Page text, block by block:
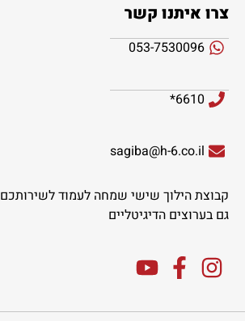
צרו איתנו קשר
053-7530096
6610*
sagiba@h-6.co.il
קבוצת הילוך שישי שמחה לעמוד לשירותכם
גם בערוצים הדיגיטליים